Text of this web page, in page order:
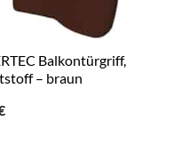
Balkontürgriff,
– braun